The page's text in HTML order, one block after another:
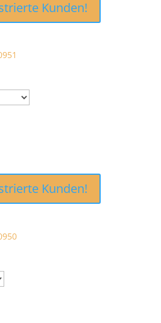
Kunden!
Kunden!